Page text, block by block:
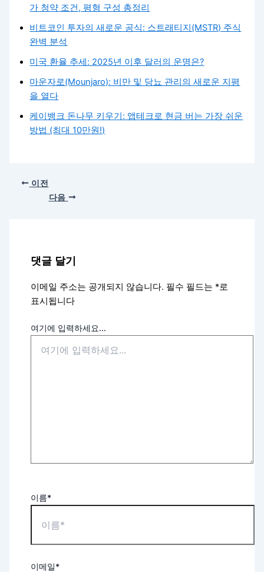
가 청약 조건, 평형 구성 총정리
비트코인 투자의 새로운 공식: 스트래티지(MSTR) 주식
완벽 분석
미국 환율 추세: 2025년 이후 달러의 운명은?
마운자로(Mounjaro): 비만 및 당뇨 관리의 새로운 지평
을 열다
케이뱅크 돈나무 키우기: 앱테크로 현금 버는 가장 쉬운
방법 (최대 10만원!)
이전
다음
댓글 달기
이메일 주소는 공개되지 않습니다. 필수 필드는 *로
표시됩니다
여기에 입력하세요...
이름*
이메일*